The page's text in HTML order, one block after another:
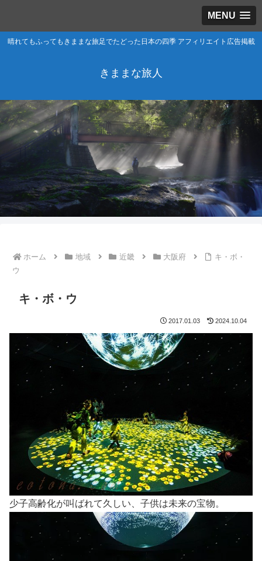
MENU
晴れてもふってもきままな旅足でたどった日本の四季 アフィリエイト広告掲載
きままな旅人
ホーム 地域 近畿 大阪府
キ・ボ・
ウ
キ・ボ・ウ
2017.01.03 2024.10.04
少子高齢化が叫ばれて久しい、子供は未来の宝物。